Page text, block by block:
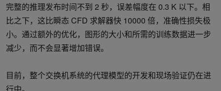
完整的推理发布时间不到 2 秒，误差幅度在 0.3 K 以下。相
比之下，这比瞬态 CFD 求解器快 10000 倍，准确性损失极
小。通过额外的优化，图形的大小和所需的训练数据进一步
减少，而不会显著增加错误。
目前，整个交换机系统的代理模型的开发和现场验证仍在进
行中。